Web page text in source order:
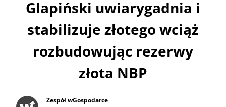
Glapiński uwiarygadnia i
stabilizuje złotego wciąż
rozbudowując rezerwy
złota NBP
Zespół wGospodarce